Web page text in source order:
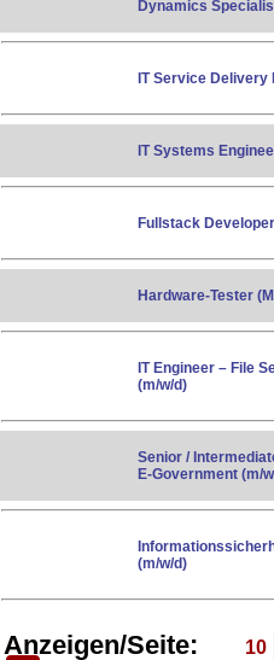
Dynamics
IT Service Delivery
IT Systems
Fullstack Developer
Hardware-Tester
IT Engineer – File
(m/w/d)
Senior /
E-Government (m/
(m/w/d)
Anzeigen/Seite: 10